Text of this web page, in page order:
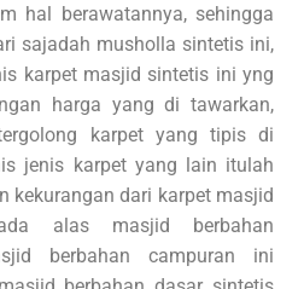
hal berawatannya, sehingga
sajadah musholla sintetis ini,
karpet masjid sintetis ini yng
harga yang di tawarkan,
karpet yang tipis di
jenis karpet yang lain itulah
kekurangan dari karpet masjid
alas masjid berbahan
berbahan campuran ini